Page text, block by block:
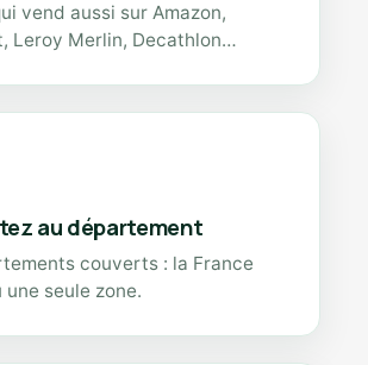
vend aussi sur Amazon,
Leroy Merlin, Decathlon…
au département
couverts : la France
seule zone.